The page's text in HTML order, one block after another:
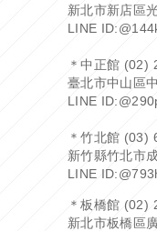
新北市新店區
LINE ID:
＊中正館 (02)
臺北市中山區
LINE ID:
＊竹北館 (03)
新竹縣竹北市
LINE ID:
＊板橋館 (02)
新北市板橋區